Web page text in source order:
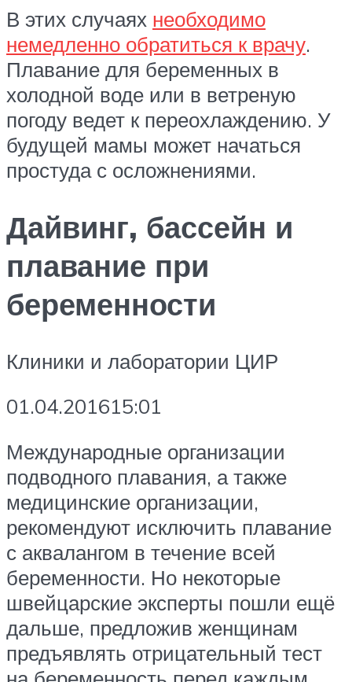
В этих случаях необходимо
немедленно обратиться к врачу.
Плавание для беременных в
холодной воде или в ветреную
погоду ведет к переохлаждению. У
будущей мамы может начаться
простуда с осложнениями.
Дайвинг, бассейн и
плавание при
беременности
Клиники и лаборатории ЦИР
01.04.201615:01
Международные организации
подводного плавания, а также
медицинские организации,
рекомендуют исключить плавание
с аквалангом в течение всей
беременности. Но некоторые
швейцарские эксперты пошли ещё
дальше, предложив женщинам
предъявлять отрицательный тест